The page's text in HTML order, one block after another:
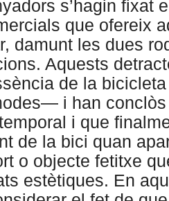
s’hagin fixat
que ofereix
damunt les dues
Aquests
de la
i han
i que
de la bici quan
o objecte fetitxe
estètiques. En